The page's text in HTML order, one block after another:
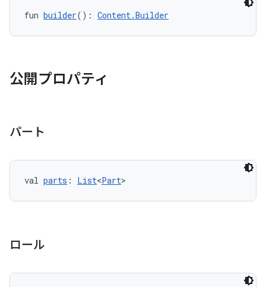
fun builder(): Content.Builder
公開プロパティ
パート
val parts : List<Part>
ロール